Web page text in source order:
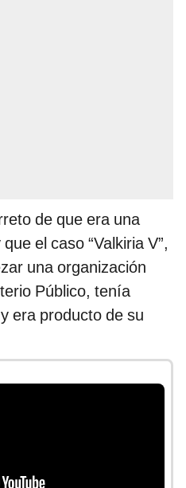
de que era una
el caso “Valkiria V”,
una organización
Público, tenía
era producto de su